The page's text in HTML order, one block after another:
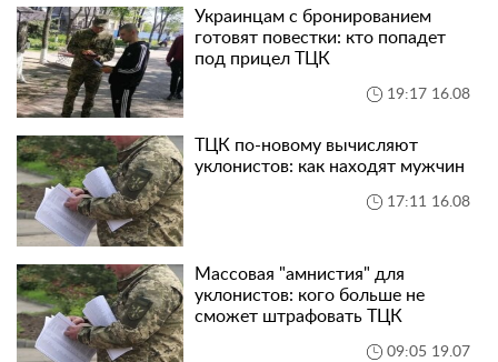
Украинцам с бронированием
готовят повестки: кто попадет
под прицел ТЦК
19:17 16.08
ТЦК по-новому вычисляют
уклонистов: как находят мужчин
17:11 16.08
Массовая "амнистия" для
уклонистов: кого больше не
сможет штрафовать ТЦК
09:05 19.07